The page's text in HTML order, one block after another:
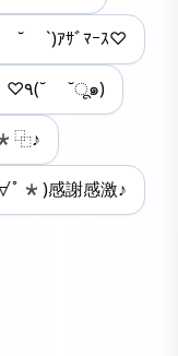
˘ `)ｱｻﾞﾏｰｽ♡
あㄜ̏~व ♡٩(˘ ˘ू๑)
♪
ﾟ*)感謝感激♪